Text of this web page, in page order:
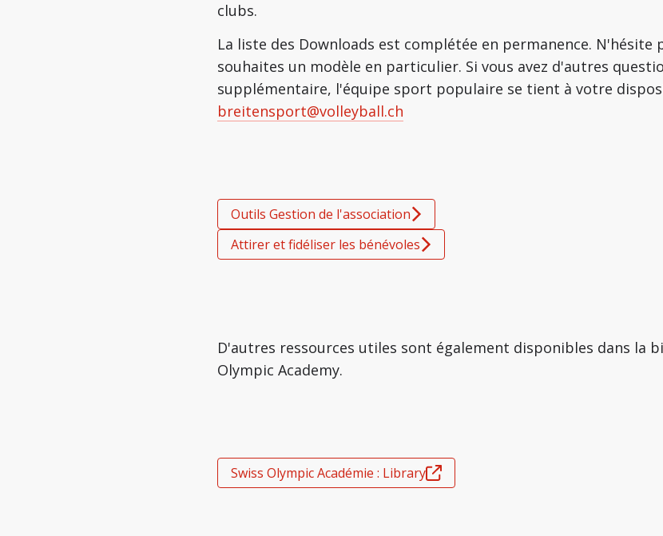
clubs.
La liste des Downloads est complétée en permanence. N'hésite
souhaites un modèle en particulier. Si vous avez d'autres
supplémentaire, l'équipe sport populaire se tient à votre
breitensport@volleyball.ch
Outils Gestion de l'association
Attirer et fidéliser les bénévoles
D'autres ressources utiles sont également disponibles dans la
Olympic Academy.
Swiss Olympic Académie : Library